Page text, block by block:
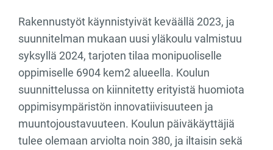
Rakennustyöt käynnistyivät keväällä 2023, ja
suunnitelman mukaan uusi yläkoulu valmistuu
syksyllä 2024, tarjoten tilaa monipuoliselle
oppimiselle 6904 kem2 alueella. Koulun
suunnittelussa on kiinnitetty erityistä huomiota
oppimisympäristön innovatiivisuuteen ja
muuntojoustavuuteen. Koulun päiväkäyttäjiä
tulee olemaan arviolta noin 380, ja iltaisin sekä